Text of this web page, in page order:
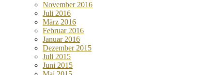
November 2016
Juli 2016
März 2016
Februar 2016
Januar 2016
Dezember 2015
Juli 2015
Juni 2015